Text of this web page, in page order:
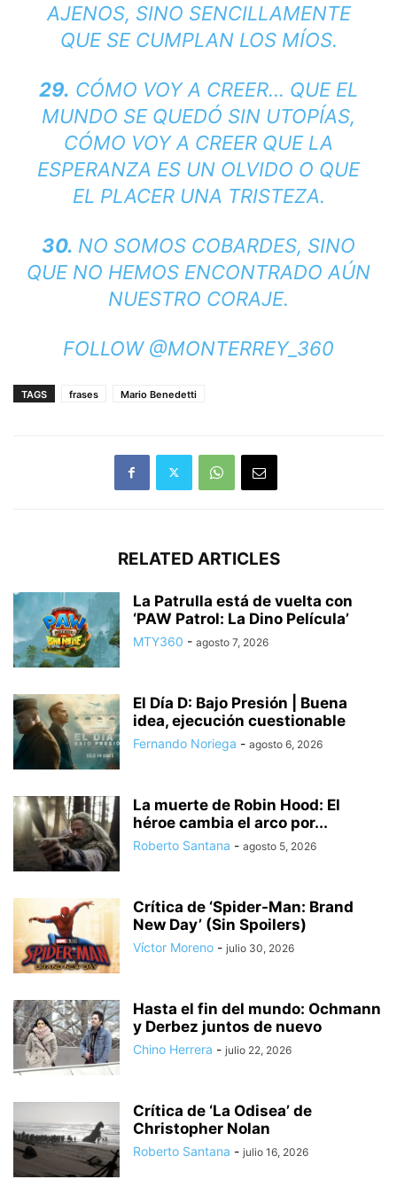
AJENOS, SINO SENCILLAMENTE
QUE SE CUMPLAN LOS MÍOS.
29. CÓMO VOY A CREER… QUE EL
MUNDO SE QUEDÓ SIN UTOPÍAS,
CÓMO VOY A CREER QUE LA
ESPERANZA ES UN OLVIDO O QUE
EL PLACER UNA TRISTEZA.
30. NO SOMOS COBARDES, SINO
QUE NO HEMOS ENCONTRADO AÚN
NUESTRO CORAJE.
FOLLOW @MONTERREY_360
TAGS frases Mario Benedetti
RELATED ARTICLES
La Patrulla está de vuelta con
‘PAW Patrol: La Dino Película’
MTY360 - agosto 7, 2026
El Día D: Bajo Presión | Buena
idea, ejecución cuestionable
Fernando Noriega - agosto 6, 2026
La muerte de Robin Hood: El
héroe cambia el arco por...
Roberto Santana - agosto 5, 2026
Crítica de ‘Spider-Man: Brand
New Day’ (Sin Spoilers)
Víctor Moreno - julio 30, 2026
Hasta el fin del mundo: Ochmann
y Derbez juntos de nuevo
Chino Herrera - julio 22, 2026
Crítica de ‘La Odisea’ de
Christopher Nolan
Roberto Santana - julio 16, 2026